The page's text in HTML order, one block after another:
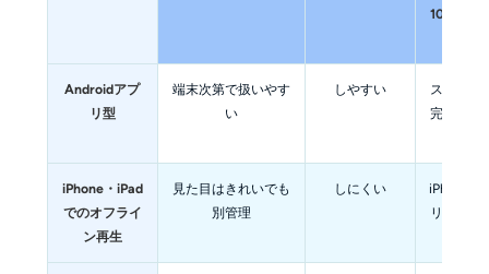
1080pを
Androidアプ
リ型
端末次第で扱いやす
い
しやすい
スマホだ
完結した
iPhone・iPad
でのオフライ
ン再生
見た目はきれいでも
別管理
しにくい
iPhoneで
リ内再生